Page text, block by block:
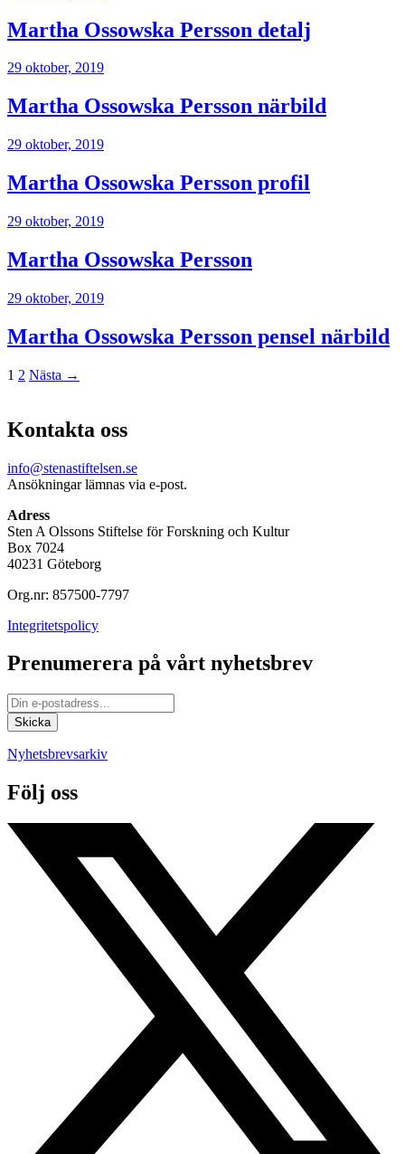
Martha Ossowska Persson detalj
29 oktober, 2019
Martha Ossowska Persson närbild
29 oktober, 2019
Martha Ossowska Persson profil
29 oktober, 2019
Martha Ossowska Persson
29 oktober, 2019
Martha Ossowska Persson pensel närbild
1 2 Nästa →
Kontakta oss
info@stenastiftelsen.se
Ansökningar lämnas via e-post.
Adress
Sten A Olssons Stiftelse för Forskning och Kultur
Box 7024
40231 Göteborg
Org.nr: 857500-7797
Integritetspolicy
Prenumerera på vårt nyhetsbrev
Nyhetsbrevsarkiv
Följ oss